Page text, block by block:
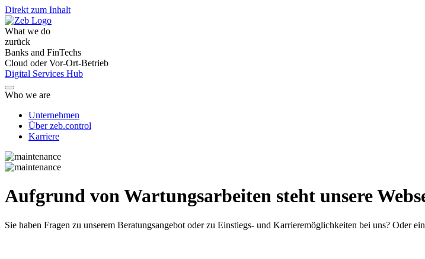
Direkt zum Inhalt
What we do
zurück
Banks and FinTechs
Cloud oder Vor-Ort-Betrieb
Digital Services Hub
Who we are
Unternehmen
Über zeb.control
Karriere
Aufgrund von Wartungsarbeiten steht unsere
Sie haben Fragen zu unserem Beratungsangebot oder zu Einstiegs- und Karrieremöglichkeiten bei uns? Oder